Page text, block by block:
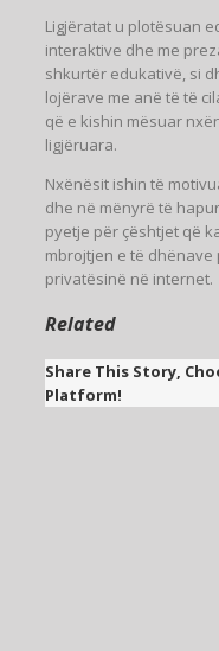
Ligjëratat u plotësuan
interaktive dhe me
shkurtër edukativë, si
lojërave me anë të të
që e kishin mësuar
ligjëruara.
Nxënësit ishin të
dhe në mënyrë të
pyetje për çështjet që
mbrojtjen e të
privatësinë në internet.
Related
Share This Story,
Platform!